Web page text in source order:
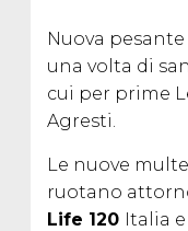
Nuova pesante
una volta di
cui per prime
Agresti.
Le nuove
ruotano
Life 120 Italia